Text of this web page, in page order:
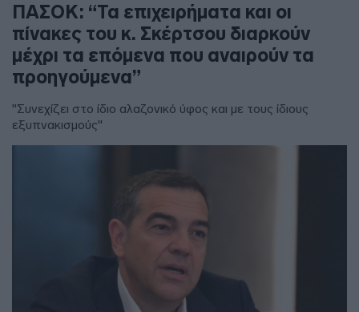
ΠΑΣΟΚ: “Τα επιχειρήματα και οι
πίνακες του κ. Σκέρτσου διαρκούν
μέχρι τα επόμενα που αναιρούν τα
προηγούμενα”
"Συνεχίζει στο ίδιο αλαζονικό ύφος και με τους ίδιους
εξυπνακισμούς"